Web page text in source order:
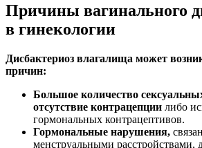
Причины вагинального
в гинекологии
Дисбактериоз влагалища может
причин:
Большое количество
отсутствие контрацепции либо
гормональных контрацептивов.
Гормональные нарушения,
менструальными расстройствами,